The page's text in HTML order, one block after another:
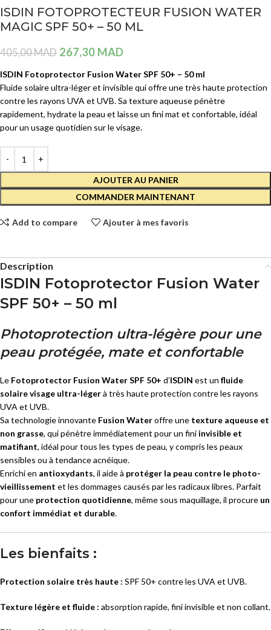
ISDIN FOTOPROTECTEUR FUSION WATER
MAGIC SPF 50+ – 50 ML
405,00MAD 267,30 MAD
ISDIN Fotoprotector Fusion Water SPF 50+ – 50 ml
Fluide solaire ultra-léger et invisible qui offre une très haute protection
contre les rayons UVA et UVB. Sa texture aqueuse pénètre
rapidement, hydrate la peau et laisse un fini mat et confortable, idéal
pour un usage quotidien sur le visage.
AJOUTER AU PANIER
COMMANDER MAINTENANT
Add to compare Ajouter à mes favoris
Description
ISDIN Fotoprotector Fusion Water
SPF 50+ – 50 ml
Photoprotection ultra-légère pour une
peau protégée, mate et confortable
Le Fotoprotector Fusion Water SPF 50+ d’ISDIN est un fluide
solaire visage ultra-légerà très haute protection contre les rayons
UVA et UVB.
Sa technologie innovante Fusion Wateroffre une texture aqueuse et
non grasse, qui pénètre immédiatement pour un fini invisible et
matifiant, idéal pour tous les types de peau, y compris les peaux
sensibles ou à tendance acnéique.
Enrichi en antioxydants, il aide à protéger la peau contre le photo-
vieillissement et les dommages causés par les radicaux libres. Parfait
pour une protection quotidienne, même sous maquillage, il procure un
confort immédiat et durable.
Les bienfaits :
Protection solaire très haute : SPF 50+ contre les UVA et UVB.
Texture légère et fluide : absorption rapide, fini invisible et non collant.